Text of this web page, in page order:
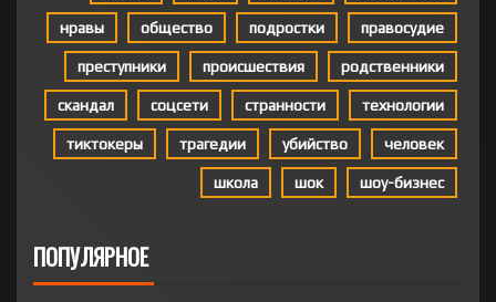
нравы общество подростки правосудие
преступники происшествия родственники
скандал соцсети странности технологии
тиктокеры трагедии убийство человек
школа шок шоу-бизнес
ПОПУЛЯРНОЕ